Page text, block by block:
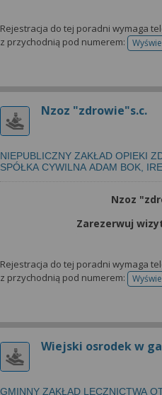
Rejestracja do tej poradni wymaga
z przychodnią pod numerem:
Nzoz "zdrowie"s.c.
NIEPUBLICZNY ZAKŁAD OPIEKI
SPÓŁKA CYWILNA ADAM BOK,
Nzoz
Zarezerwuj
Rejestracja do tej poradni wymaga
z przychodnią pod numerem:
Wiejski osrodek w
GMINNY ZAKŁAD LECZNICTWA